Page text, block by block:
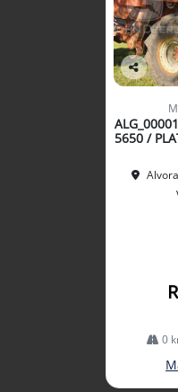
Co
arti
lhe
5650 /
0